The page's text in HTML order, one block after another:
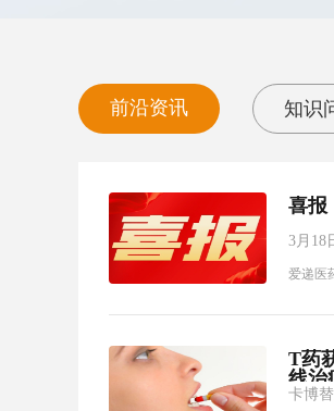
前沿资讯 知识
喜报
3月18
胶囊
爱递医
T药
线治
卡博